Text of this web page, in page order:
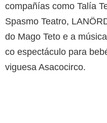
compañías como Talía
Spasmo Teatro,
do Mago Teto e a
co espectáculo para
viguesa Asacocirco.